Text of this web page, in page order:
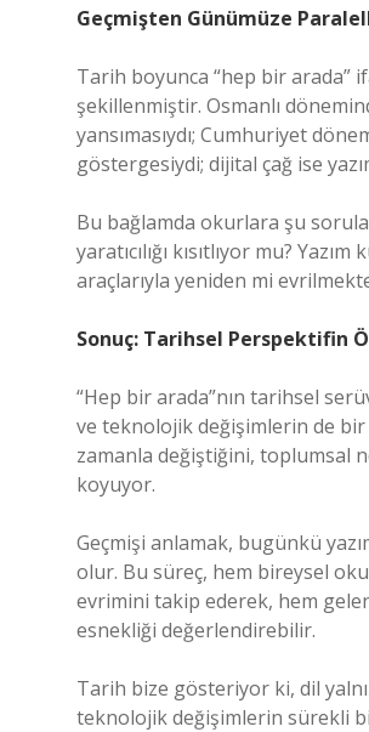
Geçmişten Günümüze
Tarih boyunca “hep bir arada”
şekillenmiştir. Osmanlı
yansımasıydı; Cumhuriyet
göstergesiydi; dijital çağ ise
Bu bağlamda okurlara şu
yaratıcılığı kısıtlıyor mu?
araçlarıyla yeniden mi
Sonuç: Tarihsel Perspektifin
“Hep bir arada”nın tarihsel
ve teknolojik değişimlerin de
zamanla değiştiğini, toplumsal
koyuyor.
Geçmişi anlamak, bugünkü
olur. Bu süreç, hem bireysel
evrimini takip ederek, hem
esnekliği değerlendirebilir.
Tarih bize gösteriyor ki, dil
teknolojik değişimlerin sürekli